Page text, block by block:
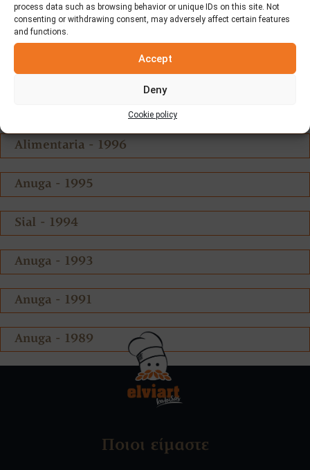
process data such as browsing behavior or unique IDs on this site. Not
consenting or withdrawing consent, may adversely affect certain features
and functions.
Accept
Deny
Cookie policy
Dentrop - 1997
Alimentaria - 1996
Anuga - 1995
Sial - 1994
Anuga - 1993
Anuga - 1991
Anuga - 1989
Ποιοι είμαστε